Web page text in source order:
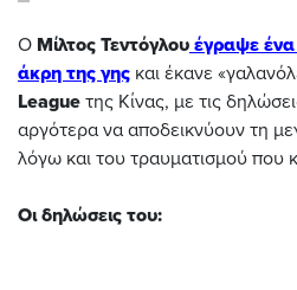
Ο Μίλτος Τεντόγλου έγραψε
άκρη της γης και έκανε
League της Κίνας, με τις
αργότερα να αποδεικνύουν τη
λόγω και του τραυματισμού που
Οι δηλώσεις του: